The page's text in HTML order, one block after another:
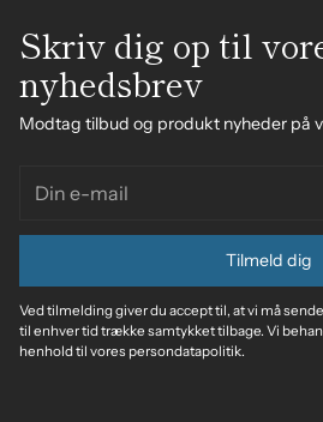
Skriv dig op til
nyhedsbrev
Modtag tilbud og produkt nyheder på
Tilmeld dig
Ved tilmelding giver du accept til, at vi må
til enhver tid trække samtykket tilbage. Vi
henhold til vores persondatapolitik.